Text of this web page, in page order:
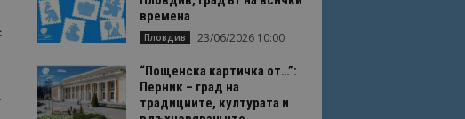
времена
Пловдив 23/06/2026 10:00
“Пощенска картичка от…”:
Перник – град на
традициите, културата и